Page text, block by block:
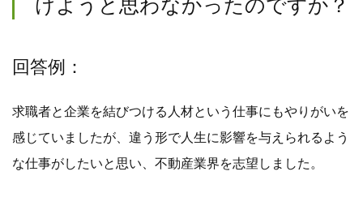
けようと思わなかったのですか？
回答例：
求職者と企業を結びつける人材という仕事にもやりがいを
感じていましたが、違う形で人生に影響を与えられるよう
な仕事がしたいと思い、不動産業界を志望しました。